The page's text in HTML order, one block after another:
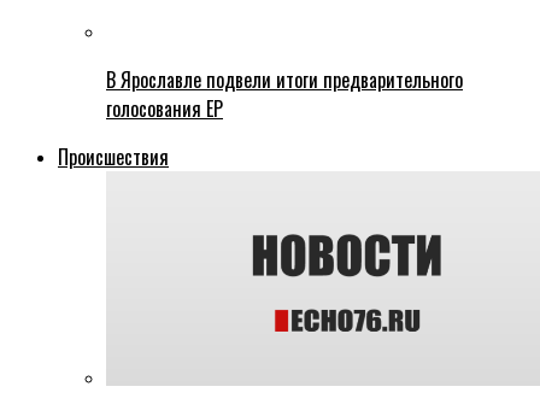
В Ярославле подвели итоги предварительного
голосования ЕР
Происшествия